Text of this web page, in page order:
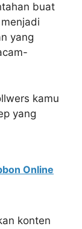
buat
yang
kamu
yang
Online
konten